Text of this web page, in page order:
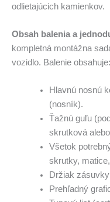
odlietajúcich kamienkov.
Obsah balenia a
kompletná montážna
vozidlo. Balenie obsahuje:
Hlavnú nosnú
(nosník).
Ťažnú guľu
skrutková
Všetok
skrutky,
Držiak
Prehľadný